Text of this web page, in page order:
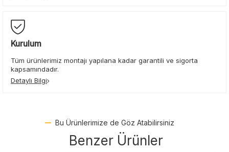
Kurulum
Tüm ürünlerimiz montajı yapılana kadar garantili ve sigorta
kapsamındadır.
Detaylı Bilgi
Bu Ürünlerimize de Göz Atabilirsiniz
Benzer Ürünler